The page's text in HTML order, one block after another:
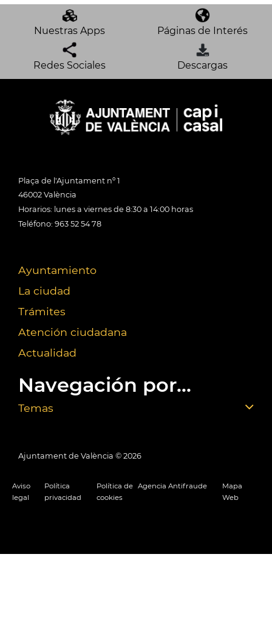
Nuestras Apps Páginas de Interés
Redes Sociales Descargas
Plaça de l'Ajuntament nº 1
46002 València
Horarios: lunes a viernes de 8:30 a 14:00 horas
Teléfono: 963 52 54 78
Ayuntamiento
La ciudad
Trámites
Atención ciudadana
Actualidad
Navegación por...
Temas
Ajuntament de València © 2026
Aviso
legal
Política
privacidad
Política de
cookies
Agencia Antifraude
Mapa
Web